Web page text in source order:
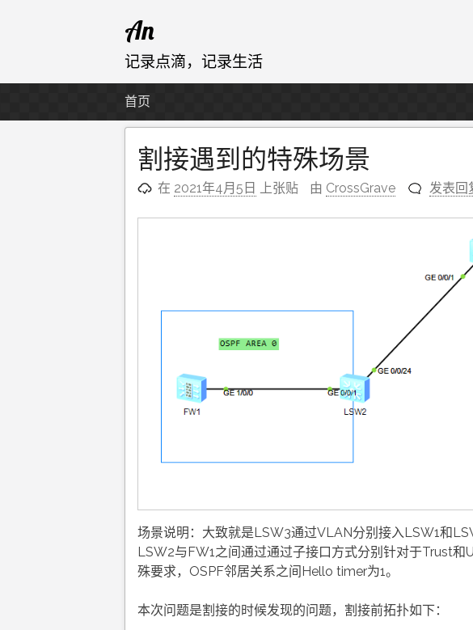
跳
至
内
An
记录点滴，记录生活
首页
割接遇到的特殊场景
在 2021年4月5日 上张贴 由 CrossGrave 发表回
场景说明：大致就是LSW3通过VLAN分别接入LSW1和
LSW2与FW1之间通过通过子接口方式分别针对于Trust
殊要求，OSPF邻居关系之间Hello timer为1。
本次问题是割接的时候发现的问题，割接前拓扑如下：